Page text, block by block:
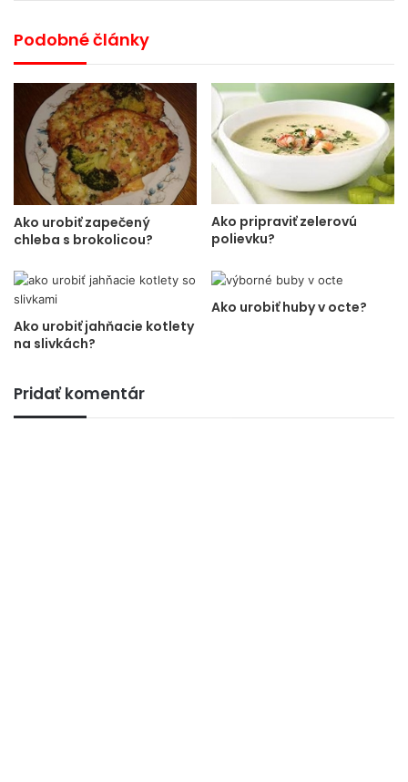
Podobné články
Ako urobiť zapečený
chleba s brokolicou?
Ako pripraviť zelerovú
polievku?
Ako urobiť jahňacie kotlety
na slivkách?
Ako urobiť huby v octe?
Pridať komentár